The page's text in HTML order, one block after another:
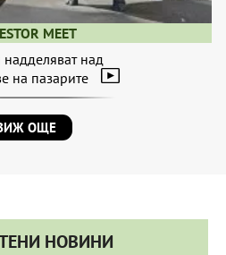
MEET
над
на пазарите
ОЩЕ
НОВИНИ